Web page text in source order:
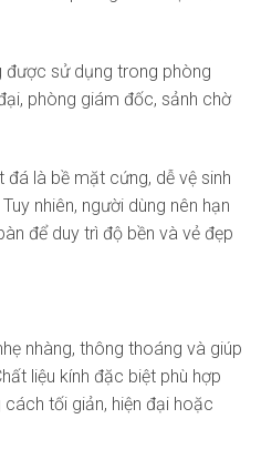
sử dụng trong phòng
phòng giám đốc, sảnh chờ
là bề mặt cứng, dễ vệ sinh
nhiên, người dùng nên hạn
để duy trì độ bền và vẻ đẹp
nhàng, thông thoáng và giúp
liệu kính đặc biệt phù hợp
tối giản, hiện đại hoặc